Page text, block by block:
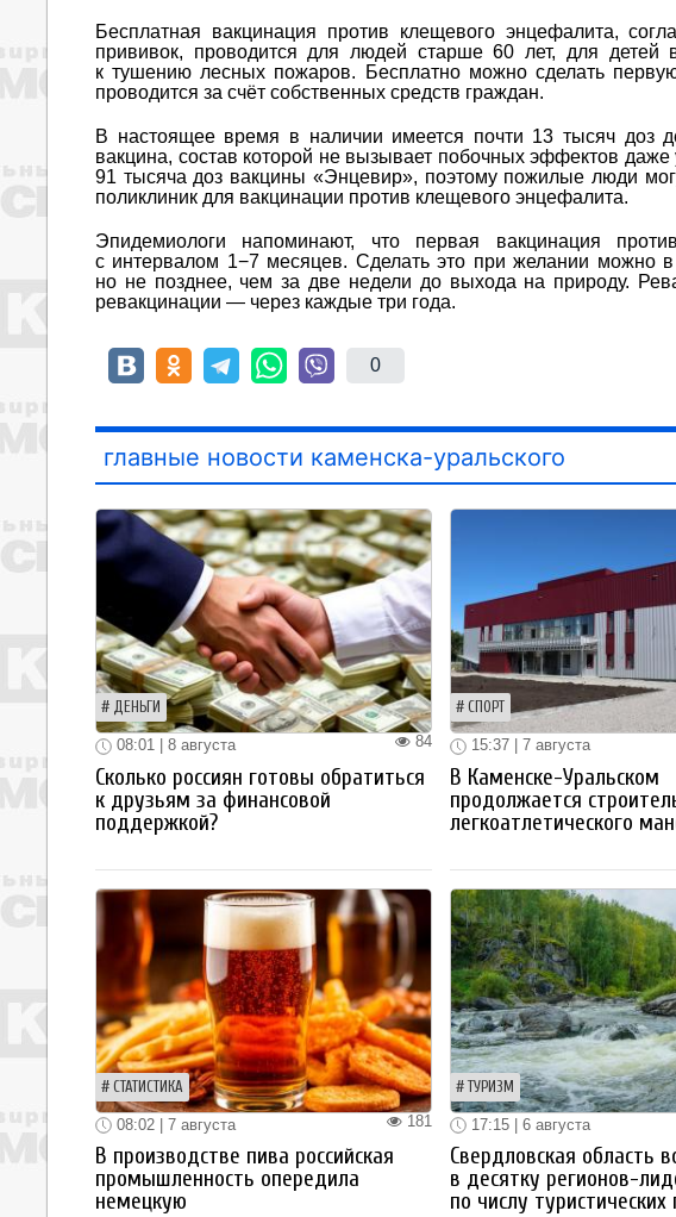
Бесплатная вакцинация против клещевого энцефалита,
прививок, проводится для людей старше 60 лет, для
к тушению лесных пожаров. Бесплатно можно сделать
проводится за счёт собственных средств граждан.
В настоящее время в наличии имеется почти 13 тысяч доз
вакцина, состав которой не вызывает побочных эффектов
91 тысяча доз вакцины «Энцевир», поэтому пожилые люди
поликлиник для вакцинации против клещевого энцефалита.
Эпидемиологи напоминают, что первая вакцинация
с интервалом 1−7 месяцев. Сделать это при желании можно
но не позднее, чем за две недели до выхода на природу.
ревакцинации — через каждые три года.
0
главные новости каменска-уральского
ДЕНЬГИ
84
08:01 | 8 августа
Сколько россиян готовы обратиться
к друзьям за финансовой
поддержкой?
СПОРТ
15:37 | 7 августа
В Каменске-Уральском
продолжается
легкоатлетического
СТАТИСТИКА
181
08:02 | 7 августа
В производстве пива российская
промышленность опередила
немецкую
ТУРИЗМ
17:15 | 6 августа
Свердловская область
в десятку регионов-
по числу туристических